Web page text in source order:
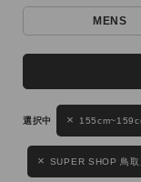
キーワード
性別
MENS
MENS
SUPER SHOP 鳥取